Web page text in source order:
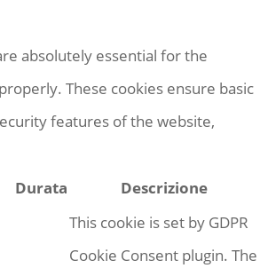
absolutely essential for the
These cookies ensure basic
features of the website,
Durata Descrizione
This cookie is set by GDPR
Cookie Consent plugin. The